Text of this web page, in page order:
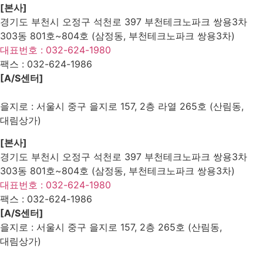
[본사]
경기도 부천시 오정구 석천로 397 부천테크노파크 쌍용3차
303동 801호~804호 (삼정동, 부천테크노파크 쌍용3차)
대표번호 : 032-624-1980
팩스 : 032-624-1986
[A/S센터]
을지로 : 서울시 중구 을지로 157, 2층 라열 265호 (산림동,
대림상가)
[본사]
경기도 부천시 오정구 석천로 397 부천테크노파크 쌍용3차
303동 801호~804호 (삼정동, 부천테크노파크 쌍용3차)
대표번호 : 032-624-1980
팩스 : 032-624-1986
[A/S센터]
을지로 : 서울시 중구 을지로 157, 2층 265호 (산림동,
대림상가)